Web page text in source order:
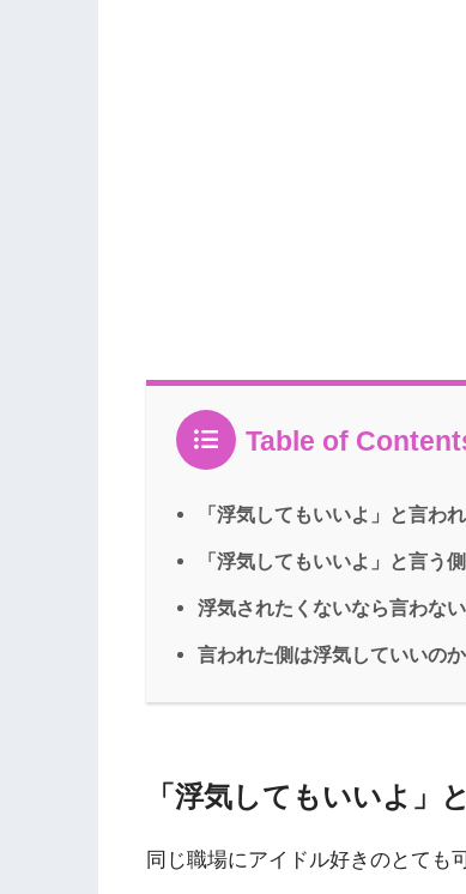
Table of
「浮気してもいいよ」と言わ
「浮気してもいいよ」と言う
浮気されたくないなら言わな
言われた側は浮気していいのか
「浮気してもいいよ」
同じ職場にアイドル好きのとても